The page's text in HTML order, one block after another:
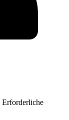
Erforderliche